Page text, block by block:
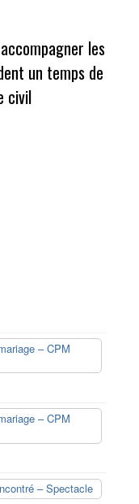
les
un temps de
civil
– CPM
– CPM
– Spectacle